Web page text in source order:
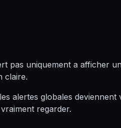
pas uniquement a afficher
claire.
alertes globales deviennent
regarder.